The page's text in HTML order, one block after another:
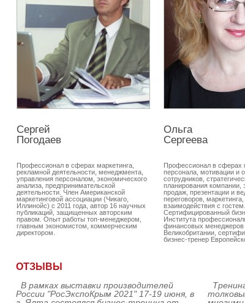
Сергей
Погодаев
Профессионал в сферах маркетинга,
рекламной деятельности, менеджмента,
управления персоналом, экономического
анализа, предпринимательской
деятельности. Член Американской
маркетинговой ассоциации (Чикаго,
Иллинойс) с 2011 года, автор 16 научных
публикаций, защищенных авторским
правом. Опыт работы топ-менеджером,
главным экономистом, коммерческим
директором.
Ольга
Сергеева
Профессионал в сферах
персонала, мотивации и
сотрудников,
планирования
продаж, презентации и
переговоров,
взаимодействия с гостем.
Сертифицированный
Института
финансовых менеджеров
Великобритании,
бизнес-тренер
(звание учитель-
учебников) и HR-
дистрибьюторской
ОТЗЫВЫ
В рамках выставки производителей
России "РосЭкспоКрым 2021" 17-19 июня, в